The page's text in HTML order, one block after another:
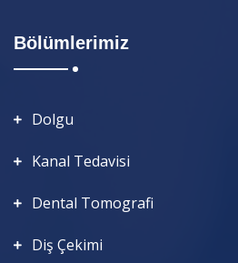
Bölümlerimiz
Dolgu
Kanal Tedavisi
Dental Tomografi
Diş Çekimi